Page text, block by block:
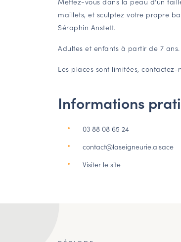
maillets, et sculptez votre propre
Séraphin Anstett.
Adultes et enfants à partir de 7 ans.
Les places sont limitées, contactez-
Informations
03 88 08 65 24
contact@laseigneurie.alsace
Visiter le site